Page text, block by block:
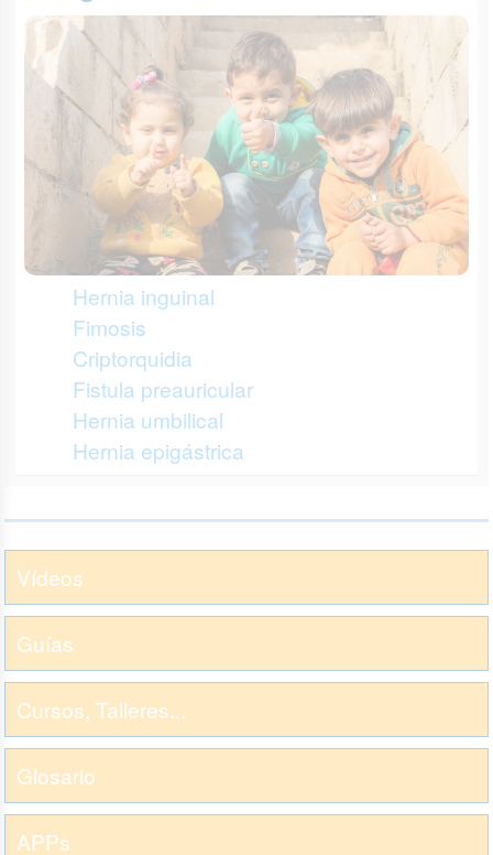
Hernia inguinal
Fimosis
Criptorquidia
Fistula preauricular
Hernia umbilical
Hernia epigástrica
Vídeos
Guías
Cursos, Talleres...
Glosario
APPs